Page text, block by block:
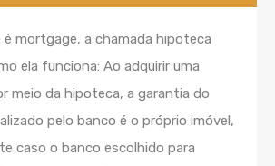
é mortgage, a chamada hipoteca
ela funciona: Ao adquirir uma
meio da hipoteca, a garantia do
pelo banco é o próprio imóvel,
caso o banco escolhido para